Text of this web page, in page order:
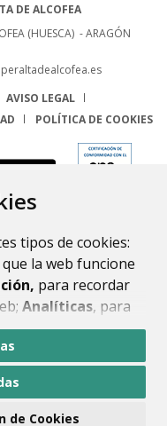
tipos de cookies:
la web funcione
para recordar
Analíticas, para
y sus servicios.
todas”
Si pulsa el botón
de Cookies
DE ALCOFEA
(HUESCA) - ARAGÓN
AVISO LEGAL
POLÍTICA DE COOKIES